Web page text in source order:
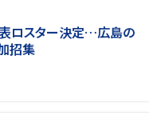
ロスター決定…広島の
招集